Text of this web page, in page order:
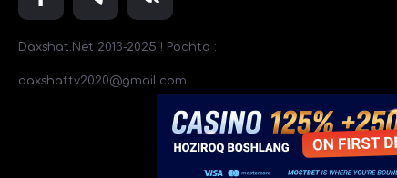
Daxshat.Net 2013-2025 ! Pochta :
daxshattv2020@gmail.com